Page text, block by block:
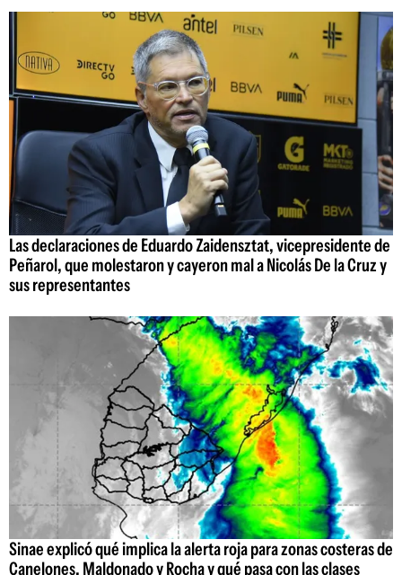
Las declaraciones de Eduardo Zaidensztat, vicepresidente de
Peñarol, que molestaron y cayeron mal a Nicolás De la Cruz y
sus representantes
Sinae explicó qué implica la alerta roja para zonas costeras de
Canelones, Maldonado y Rocha y qué pasa con las clases